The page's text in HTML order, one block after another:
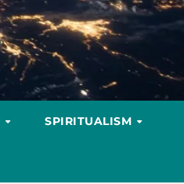
SPIRITUALISM